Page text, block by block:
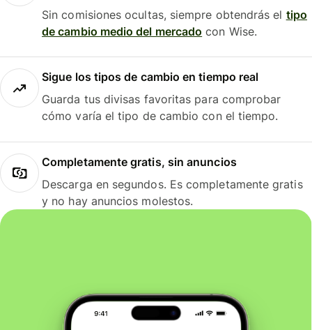
Sin comisiones ocultas, siempre obtendrás el tipo
de cambio medio del mercado con Wise.
Sigue los tipos de cambio en tiempo real
Guarda tus divisas favoritas para comprobar
cómo varía el tipo de cambio con el tiempo.
Completamente gratis, sin anuncios
Descarga en segundos. Es completamente gratis
y no hay anuncios molestos.